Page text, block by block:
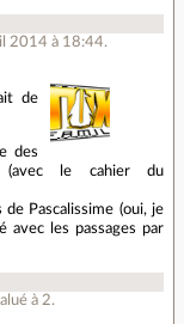
2014 à 18:44.
de
des
(avec le cahier du
Pascalissime (oui, je
avec les passages par
à 2.